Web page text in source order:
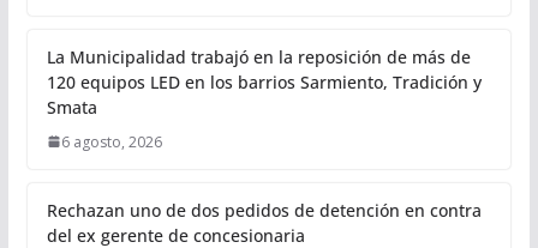
La Municipalidad trabajó en la reposición de más de
120 equipos LED en los barrios Sarmiento, Tradición y
Smata
6 agosto, 2026
Rechazan uno de dos pedidos de detención en contra
del ex gerente de concesionaria